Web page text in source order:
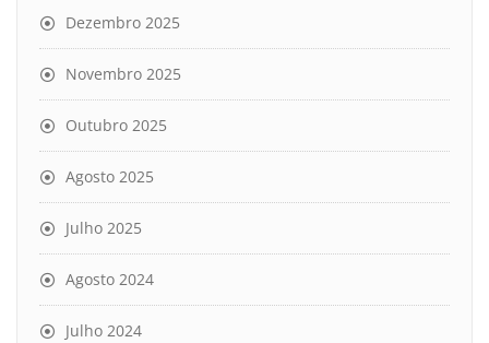
Dezembro 2025
Novembro 2025
Outubro 2025
Agosto 2025
Julho 2025
Agosto 2024
Julho 2024